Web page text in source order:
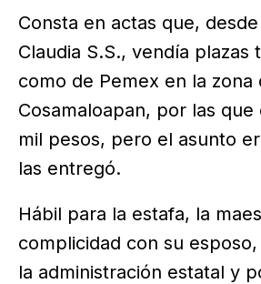
Consta en actas que, desde
Claudia S.S., vendía plazas
como de Pemex en la zona
Cosamaloapan, por las
mil pesos, pero el asunto
las entregó.
Hábil para la estafa, la
complicidad con su
la administración estatal y